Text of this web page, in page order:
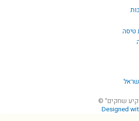
טיסה
שחקים" ©
Designed